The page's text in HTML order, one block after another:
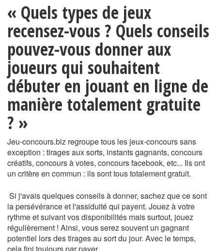
« Quels types de jeux
recensez-vous ? Quels conseils
pouvez-vous donner aux
joueurs qui souhaitent
débuter en jouant en ligne de
manière totalement gratuite
? »
Jeu-concours.biz regroupe tous les jeux-concours sans
exception : tirages aux sorts, instants gagnants, concours
créatifs, concours à votes, concours facebook, etc... Ils ont
un critère en commun : ils sont tous totalement gratuit.
Si j'avais quelques conseils à donner, sachez que ce sont
la persévérance et l'assiduité qui payent. Jouez à votre
rythme et suivant vos disponibilités mais surtout, jouez
régulièrement ! Ainsi, vous serez souvent un gagnant
potentiel lors des tirages au sort du jour. Avec le temps,